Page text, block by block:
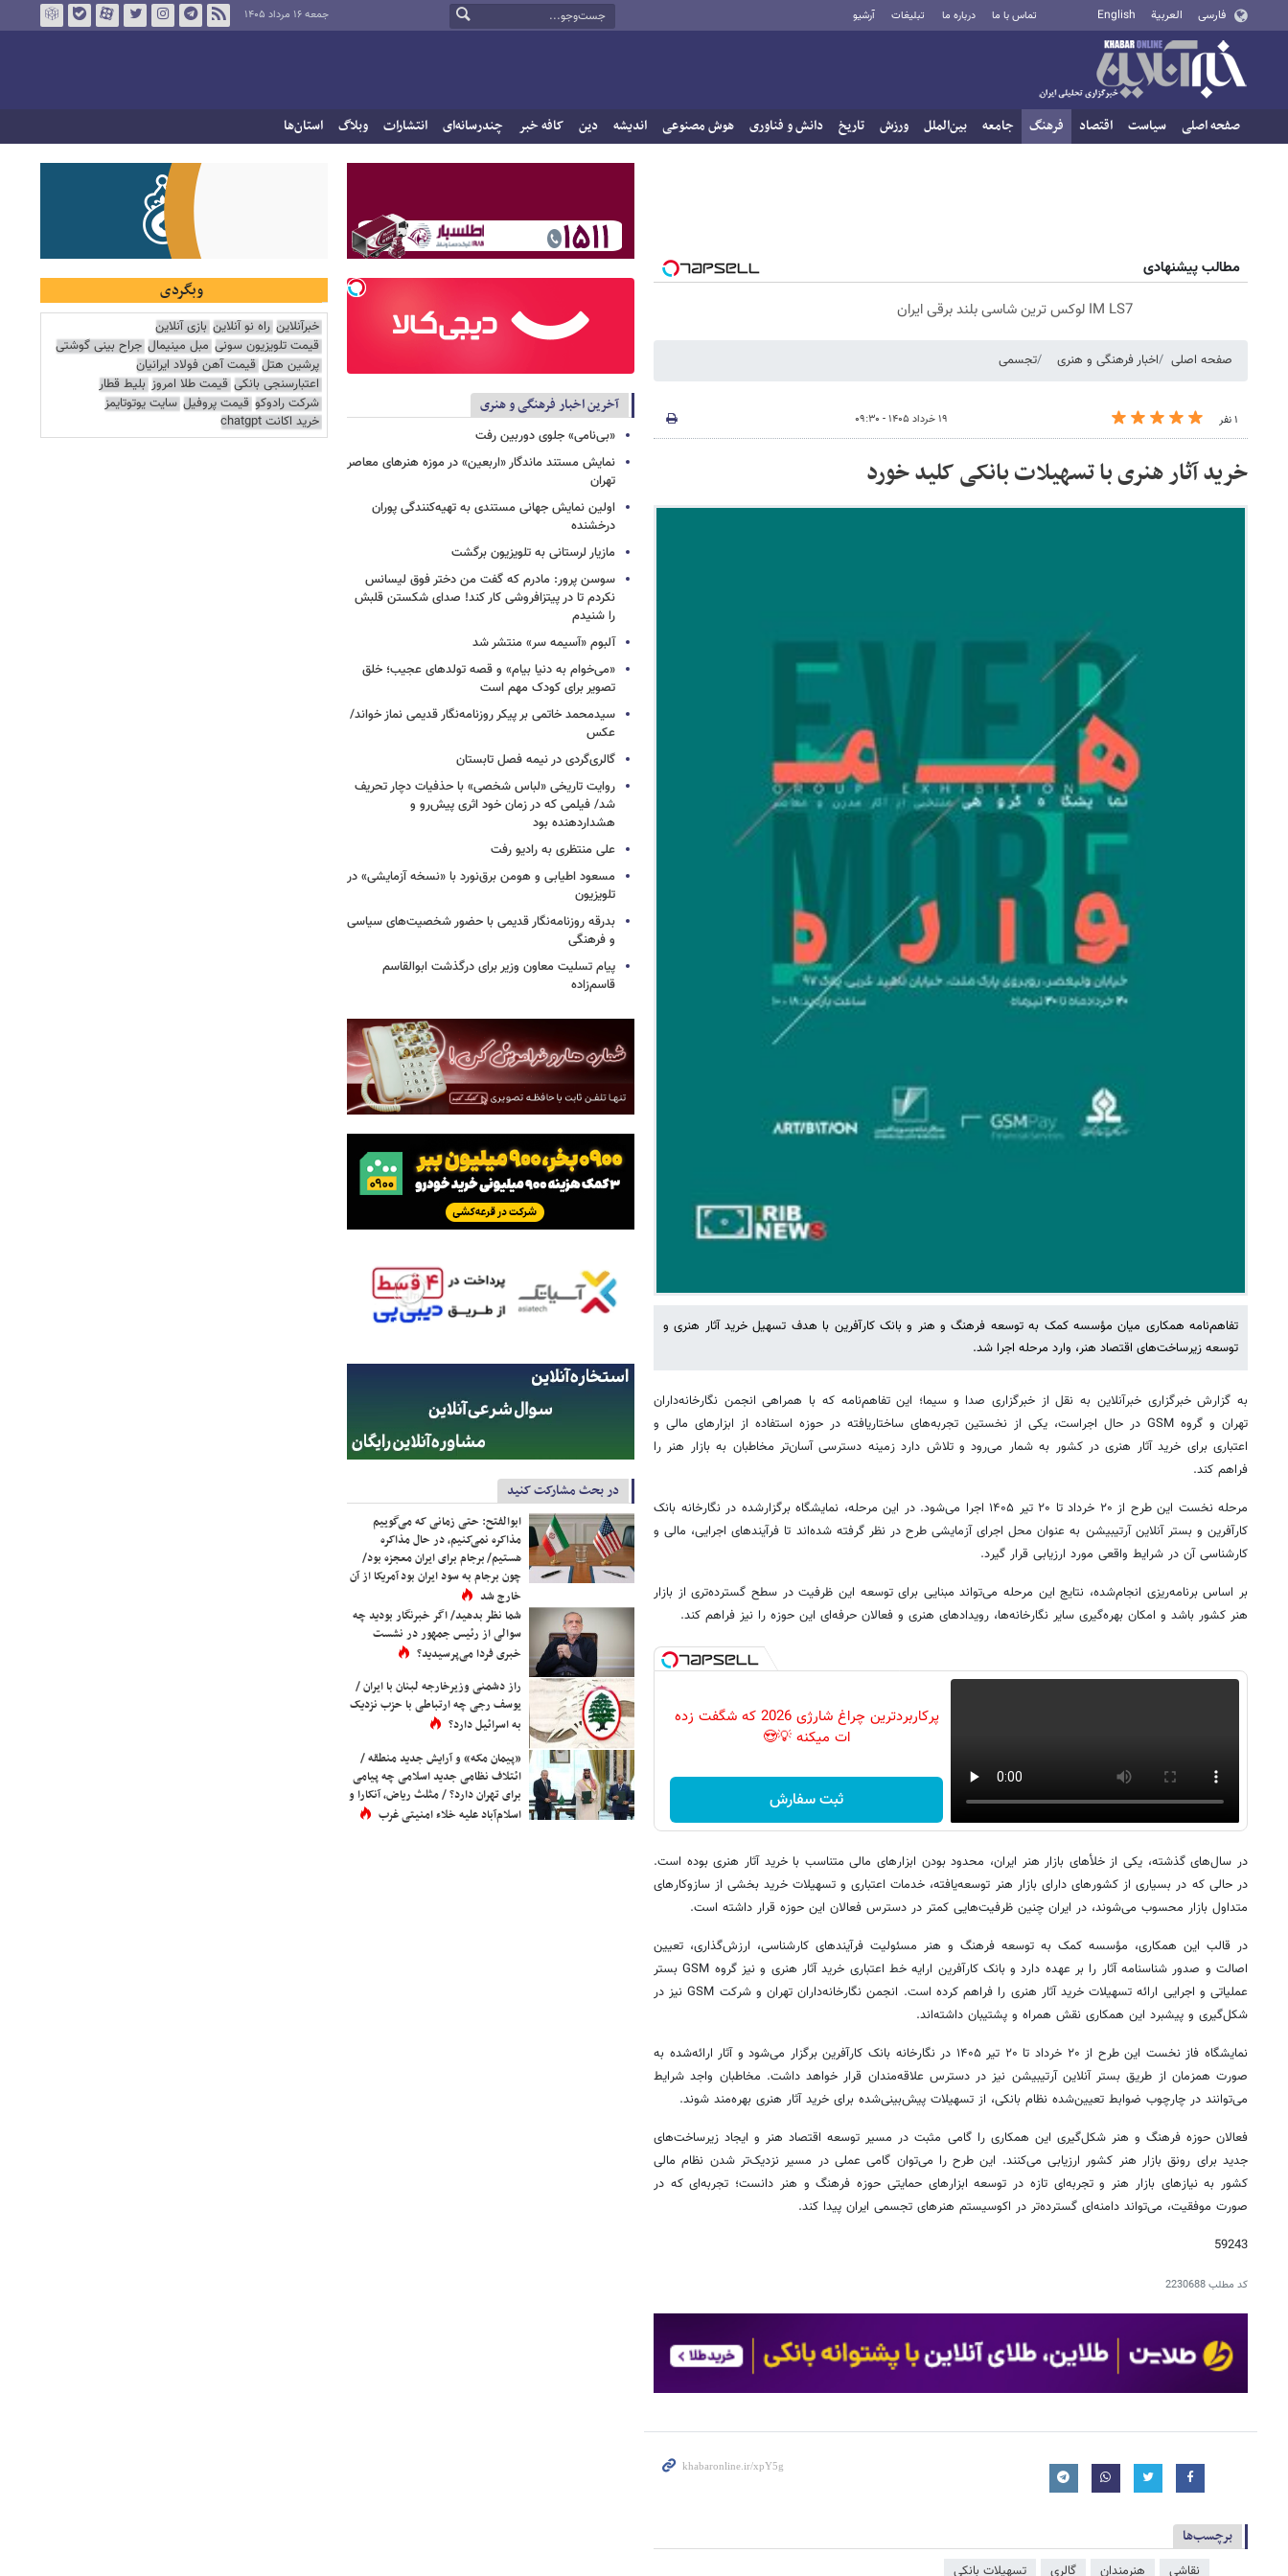
فارسی العربية English تماس با ما درباره ما تبلیغات آرشیو جمعه ۱۶ مرداد ۱۴۰۵
صفحه اصلی سیاست اقتصاد فرهنگ جامعه بین‌الملل ورزش تاریخ دانش و فناوری هوش مصنوعی اندیشه دین کافه خبر چندرسانه‌ای انتشارات وبلاگ استان‌ها
مطالب پیشنهادی
IM LS7 لوکس ترین شاسی بلند برقی ایران
صفحه اصلی اخبار فرهنگی و هنری تجسمی
۱ نفر ۱۹ خرداد ۱۴۰۵ - ۰۹:۳۰
خرید آثار هنری با تسهیلات بانکی کلید خورد
تفاهم‌نامه همکاری میان مؤسسه کمک به توسعه فرهنگ و هنر و بانک کارآفرین با هدف تسهیل خرید آثار هنری و
توسعه زیرساخت‌های اقتصاد هنر، وارد مرحله اجرا شد.
به گزارش خبرگزاری خبرآنلاین به نقل از خبرگزاری صدا و سیما؛ این تفاهم‌نامه که با همراهی انجمن نگارخانه‌داران
تهران و گروه GSM در حال اجراست، یکی از نخستین تجربه‌های ساختاریافته در حوزه استفاده از ابزارهای مالی و
اعتباری برای خرید آثار هنری در کشور به شمار می‌رود و تلاش دارد زمینه دسترسی آسان‌تر مخاطبان به بازار هنر را
فراهم کند.
مرحله نخست این طرح از ۲۰ خرداد تا ۲۰ تیر ۱۴۰۵ اجرا می‌شود. در این مرحله، نمایشگاه برگزارشده در نگارخانه بانک
کارآفرین و بستر آنلاین آرتیبیشن به عنوان محل اجرای آزمایشی طرح در نظر گرفته شده‌اند تا فرآیندهای اجرایی، مالی و
کارشناسی آن در شرایط واقعی مورد ارزیابی قرار گیرد.
بر اساس برنامه‌ریزی انجام‌شده، نتایج این مرحله می‌تواند مبنایی برای توسعه این ظرفیت در سطح گسترده‌تری از بازار
هنر کشور باشد و امکان بهره‌گیری سایر نگارخانه‌ها، رویدادهای هنری و فعالان حرفه‌ای این حوزه را نیز فراهم کند.
پرکاربردترین چراغ شارژی 2026 که شگفت زده
ات میکنه 💡😍
ثبت سفارش
در سال‌های گذشته، یکی از خلأ‌های بازار هنر ایران، محدود بودن ابزارهای مالی متناسب با خرید آثار هنری بوده است.
در حالی که در بسیاری از کشورهای دارای بازار هنر توسعه‌یافته، خدمات اعتباری و تسهیلات خرید بخشی از سازوکارهای
متداول بازار محسوب می‌شوند، در ایران چنین ظرفیت‌هایی کمتر در دسترس فعالان این حوزه قرار داشته است.
در قالب این همکاری، مؤسسه کمک به توسعه فرهنگ و هنر مسئولیت فرآیندهای کارشناسی، ارزش‌گذاری، تعیین
اصالت و صدور شناسنامه آثار را بر عهده دارد و بانک کارآفرین ارایه خط اعتباری خرید آثار هنری و نیز گروه GSM بستر
عملیاتی و اجرایی ارائه تسهیلات خرید آثار هنری را فراهم کرده است. انجمن نگارخانه‌داران تهران و شرکت GSM نیز در
شکل‌گیری و پیشبرد این همکاری نقش همراه و پشتیبان داشته‌اند.
نمایشگاه فاز نخست این طرح از ۲۰ خرداد تا ۲۰ تیر ۱۴۰۵ در نگارخانه بانک کارآفرین برگزار می‌شود و آثار ارائه‌شده به
صورت همزمان از طریق بستر آنلاین آرتیبیشن نیز در دسترس علاقه‌مندان قرار خواهد داشت. مخاطبان واجد شرایط
می‌توانند در چارچوب ضوابط تعیین‌شده نظام بانکی، از تسهیلات پیش‌بینی‌شده برای خرید آثار هنری بهره‌مند شوند.
فعالان حوزه فرهنگ و هنر شکل‌گیری این همکاری را گامی مثبت در مسیر توسعه اقتصاد هنر و ایجاد زیرساخت‌های
جدید برای رونق بازار هنر کشور ارزیابی می‌کنند. این طرح را می‌توان گامی عملی در مسیر نزدیک‌تر شدن نظام مالی
کشور به نیازهای بازار هنر و تجربه‌ای تازه در توسعه ابزارهای حمایتی حوزه فرهنگ و هنر دانست؛ تجربه‌ای که در
صورت موفقیت، می‌تواند دامنه‌ای گسترده‌تر در اکوسیستم هنرهای تجسمی ایران پیدا کند.
59243
کد مطلب2230688
برچسب‌ها
نقاشی هنرمندان گالری تسهیلات بانکی
آخرین اخبار فرهنگی و هنری
«بی‌نامی» جلوی دوربین رفت
نمایش مستند ماندگار «اربعین» در موزه هنرهای معاصر
تهران
اولین نمایش جهانی مستندی به تهیه‌کنندگی پوران
درخشنده
مازیار لرستانی به تلویزیون برگشت
سوسن پرور: مادرم که گفت من دختر فوق‌ لیسانس
نکردم تا در پیتزافروشی کار کند! صدای شکستن قلبش
را شنیدم
آلبوم «آسیمه سر» منتشر شد
«می‌خوام به دنیا بیام» و قصه تولدهای عجیب؛ خلق
تصویر برای کودک مهم است
سیدمحمد خاتمی بر پیکر روزنامه‌نگار قدیمی نماز خواند/
عکس
گالری‌گردی در نیمه فصل تابستان
روایت تاریخی «لباس شخصی» با حذفیات دچار تحریف
شد/ فیلمی که در زمان خود اثری پیش‌رو و
هشداردهنده بود
علی منتظری به رادیو رفت
مسعود اطیابی و هومن برق‌نورد با «نسخه آزمایشی» در
تلویزیون
بدرقه روزنامه‌نگار قدیمی با حضور شخصیت‌های سیاسی
و فرهنگی
پیام تسلیت معاون وزیر برای درگذشت ابوالقاسم
قاسم‌زاده
در بحث مشارکت کنید
ابوالفتح: حتی زمانی که می‌گوییم
مذاکره نمی‌کنیم، در حال مذاکره
هستیم/ برجام برای ایران معجزه بود/
چون برجام به سود ایران بود آمریکا از آن
خارج شد
شما نظر بدهید/ اگر خبرنگار بودید چه
سوالی از رئیس جمهور در نشست
خبری فردا می‌پرسیدید؟
راز دشمنی وزیرخارجه لبنان با ایران /
یوسف رجی چه ارتباطی با حزب نزدیک
به اسرائیل دارد؟
«پیمان مکه» و آرایش جدید منطقه /
ائتلاف نظامی جدید اسلامی چه پیامی
برای تهران دارد؟ / مثلث ریاض، آنکارا و
اسلام‌آباد علیه خلاء امنیتی غرب
وبگردی
خبرآنلاین راه نو آنلاین بازی آنلاین
قیمت تلویزیون سونی مبل مینیمال جراح بینی گوشتی
پرشین هتل قیمت آهن فولاد ایرانیان
اعتبارسنجی بانکی قیمت طلا امروز بلیط قطار
شرکت رادوکو قیمت پروفیل سایت یوتوتایمز
خرید اکانت chatgpt